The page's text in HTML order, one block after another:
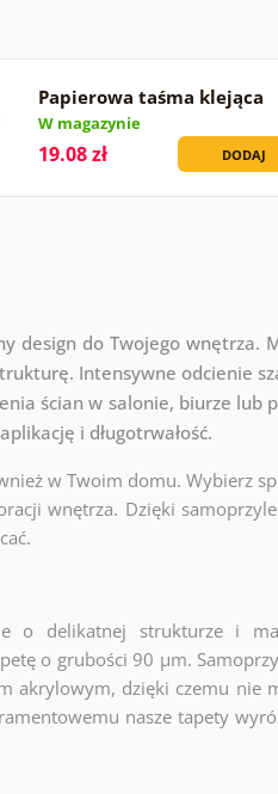
Papierowa taśma klejąca
W magazynie
19.08 zł DODAJ
design do Twojego wnętrza.
Intensywne odcienie
ścian w salonie, biurze lub
i długotrwałość.
w Twoim domu. Wybierz
wnętrza. Dzięki
o delikatnej strukturze i
o grubości 90 µm.
akrylowym, dzięki czemu nie
nasze tapety